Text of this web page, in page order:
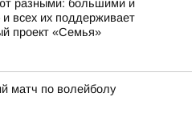
разными: большими и
всех их поддерживает
проект «Семья»
матч по волейболу